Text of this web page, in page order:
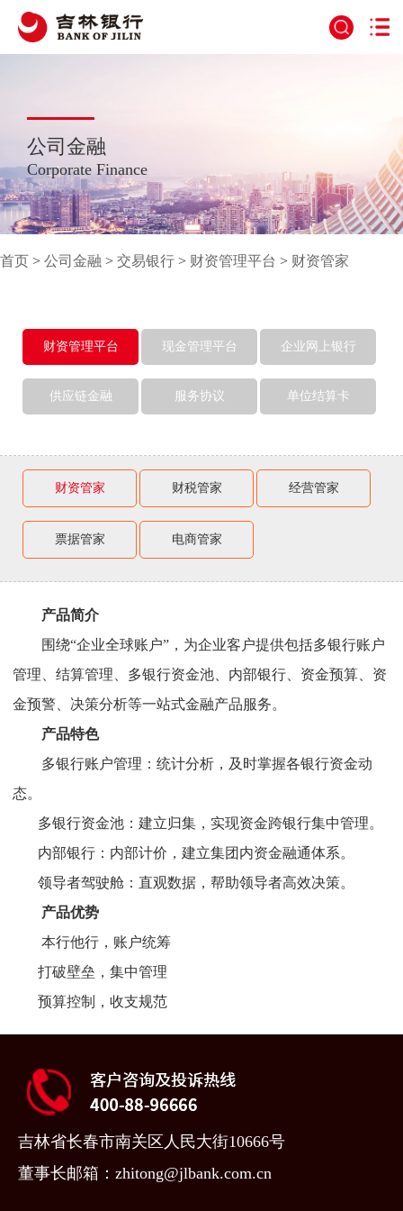
公司金融
Corporate Finance
首页 > 公司金融 > 交易银行 > 财资管理平台 > 财资管家
财资管理平台 现金管理平台 企业网上银行
供应链金融 服务协议 单位结算卡
财资管家 财税管家 经营管家
票据管家 电商管家
产品简介
围绕“企业全球账户”，为企业客户提供包括多银行账户
管理、结算管理、多银行资金池、内部银行、资金预算、资
金预警、决策分析等一站式金融产品服务。
产品特色
多银行账户管理：统计分析，及时掌握各银行资金动
态。
多银行资金池：建立归集，实现资金跨银行集中管理。
内部银行：内部计价，建立集团内资金融通体系。
领导者驾驶舱：直观数据，帮助领导者高效决策。
产品优势
本行他行，账户统筹
打破壁垒，集中管理
预算控制，收支规范
吉林省长春市南关区人民大街10666号
董事长邮箱：zhitong@jlbank.com.cn